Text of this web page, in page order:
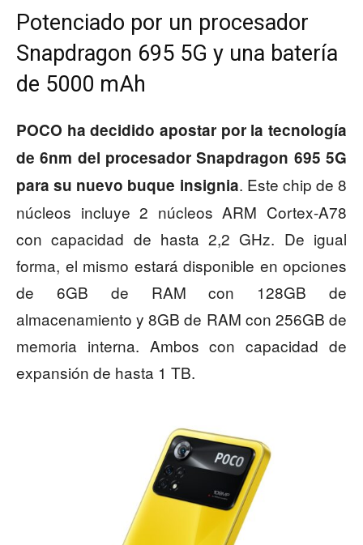
Potenciado por un procesador
Snapdragon 695 5G y una batería
de 5000 mAh
POCO ha decidido apostar por la tecnología
de 6nm del procesador Snapdragon 695 5G
para su nuevo buque insignia. Este chip de 8
núcleos incluye 2 núcleos ARM Cortex-A78
con capacidad de hasta 2,2 GHz. De igual
forma, el mismo estará disponible en opciones
de 6GB de RAM con 128GB de
almacenamiento y 8GB de RAM con 256GB de
memoria interna. Ambos con capacidad de
expansión de hasta 1 TB.